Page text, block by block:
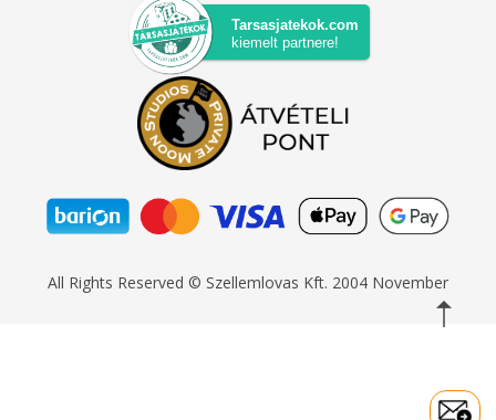
Tarsasjatekok.com
kiemelt partnere!
All Rights Reserved © Szellemlovas Kft. 2004 November